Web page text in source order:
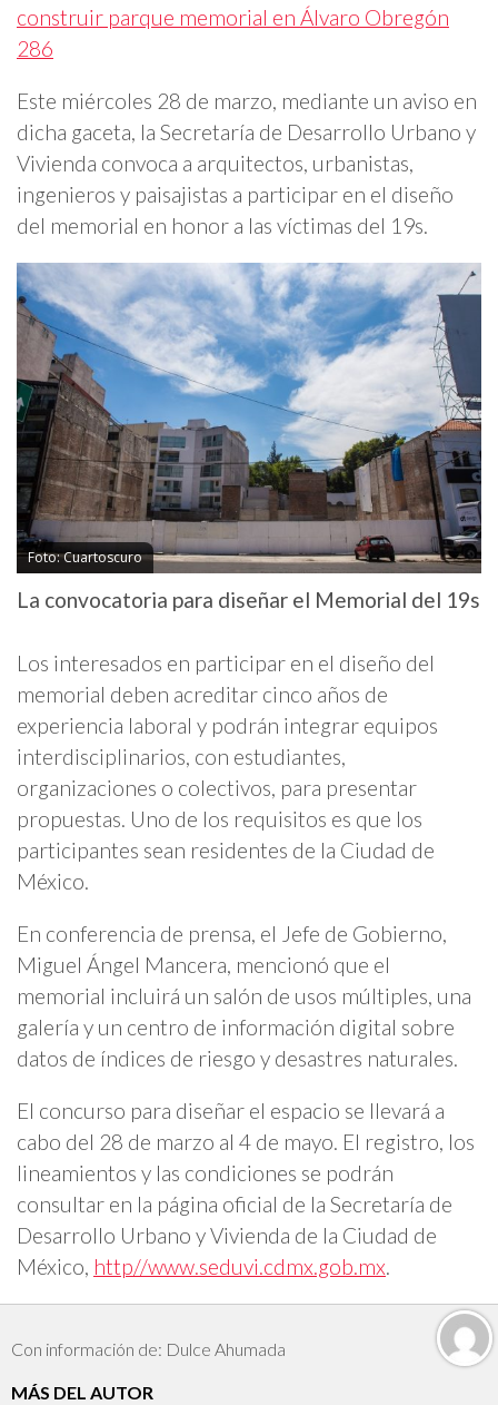
construir parque memorial en Álvaro Obregón
286
Este miércoles 28 de marzo, mediante un aviso en
dicha gaceta, la Secretaría de Desarrollo Urbano y
Vivienda convoca a arquitectos, urbanistas,
ingenieros y paisajistas a participar en el diseño
del memorial en honor a las víctimas del 19s.
Foto: Cuartoscuro
La convocatoria para diseñar el Memorial del 19s
Los interesados en participar en el diseño del
memorial deben acreditar cinco años de
experiencia laboral y podrán integrar equipos
interdisciplinarios, con estudiantes,
organizaciones o colectivos, para presentar
propuestas. Uno de los requisitos es que los
participantes sean residentes de la Ciudad de
México.
En conferencia de prensa, el Jefe de Gobierno,
Miguel Ángel Mancera, mencionó que el
memorial incluirá un salón de usos múltiples, una
galería y un centro de información digital sobre
datos de índices de riesgo y desastres naturales.
El concurso para diseñar el espacio se llevará a
cabo del 28 de marzo al 4 de mayo. El registro, los
lineamientos y las condiciones se podrán
consultar en la página oficial de la Secretaría de
Desarrollo Urbano y Vivienda de la Ciudad de
México, http//www.seduvi.cdmx.gob.mx.
Con información de: Dulce Ahumada
MÁS DEL AUTOR